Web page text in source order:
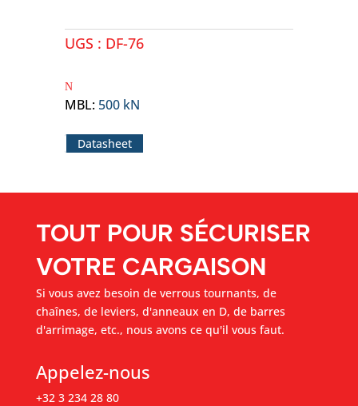
UGS : DF-76
MBL: 500 kN
Datasheet
TOUT POUR SÉCURISER
VOTRE CARGAISON
Si vous avez besoin de verrous tournants, de
chaînes, de leviers, d'anneaux en D, de barres
d'arrimage, etc., nous avons ce qu'il vous faut.
Appelez-nous
+32 3 234 28 80